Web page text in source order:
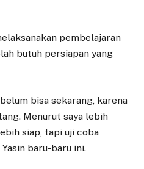
pembelajaran
butuh persiapan yang
bisa sekarang, karena
Menurut saya lebih
siap, tapi uji coba
baru-baru ini.